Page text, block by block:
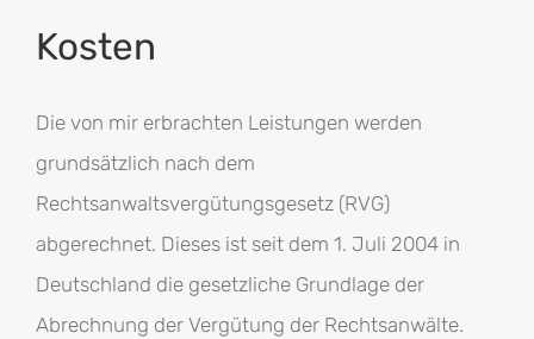
Kosten
Die von mir erbrachten Leistungen werden
grundsätzlich nach dem
Rechtsanwaltsvergütungsgesetz (RVG)
abgerechnet. Dieses ist seit dem 1. Juli 2004 in
Deutschland die gesetzliche Grundlage der
Abrechnung der Vergütung der Rechtsanwälte.